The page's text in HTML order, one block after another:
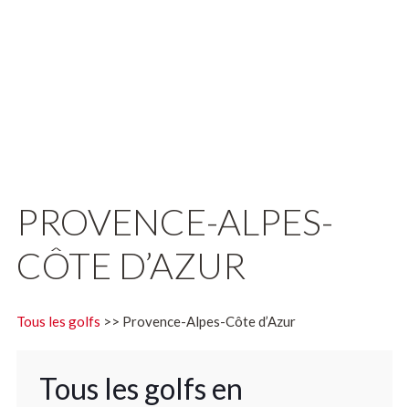
PROVENCE-ALPES-
CÔTE D’AZUR
Tous les golfs >> Provence-Alpes-Côte d’Azur
Tous les golfs en